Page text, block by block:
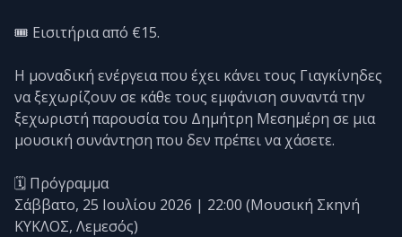
🎟️ Εισιτήρια από €15.
Η μοναδική ενέργεια που έχει κάνει τους Γιαγκίνηδες
να ξεχωρίζουν σε κάθε τους εμφάνιση συναντά την
ξεχωριστή παρουσία του Δημήτρη Μεσημέρη σε μια
μουσική συνάντηση που δεν πρέπει να χάσετε.
🗓️ Πρόγραμμα
Σάββατο, 25 Ιουλίου 2026 | 22:00 (Μουσική Σκηνή
ΚΥΚΛΟΣ, Λεμεσός)